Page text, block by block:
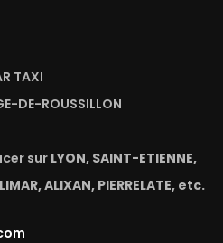
TAXI
DE-ROUSSILLON
sur LYON, SAINT-ETIENNE,
ALIXAN, PIERRELATE, etc.